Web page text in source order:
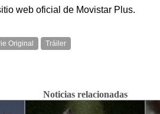
web oficial de Movistar Plus.
Original Tráiler
Noticias relacionadas